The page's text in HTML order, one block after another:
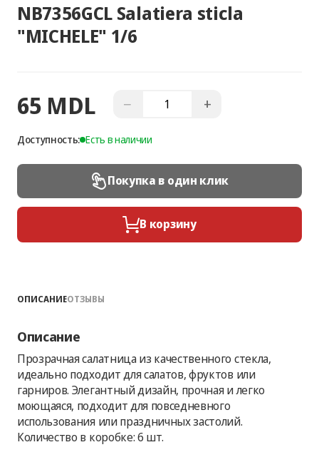
NB7356GCL Salatiera sticla
"MICHELE" 1/6
65 MDL − +
Доступность: Есть в наличии
Покупка в один клик
В корзину
ОПИСАНИЕОТЗЫВЫ
Описание
Прозрачная салатница из качественного стекла,
идеально подходит для салатов, фруктов или
гарниров. Элегантный дизайн, прочная и легко
моющаяся, подходит для повседневного
использования или праздничных застолий.
Количество в коробке: 6 шт.